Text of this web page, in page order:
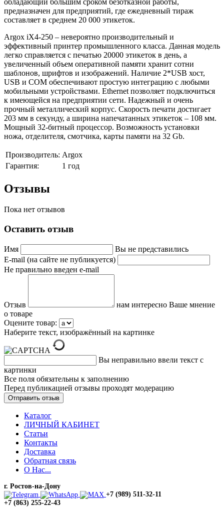
предназначен для предприятий, где ежедневный тираж
составляет в среднем 20 000 этикеток.
Argox iX4-250 – невероятно производительный и
эффективный принтер промышленного класса. Данная модель
легко справляется с печатью 20000 этикеток в день, а
увеличенный объем оперативной памяти хранит сотни
шаблонов, шрифтов и изображений. Наличие 2*USB хост,
USB и COM обеспечивают простую интеграцию с любыми
мобильными устройствами. Ethernet позволяет подключиться
к имеющейся на предприятии сети. Надежный и очень
прочный металлический корпус. Скорость печати достигает
203 мм в секунду, а ширина напечатанных этикеток – 108 мм.
Мощный 32-битный процессор. Возможность установки
ножа, отделителя, смотчика, карты памяти на 32 Gb.
Производитель: Argox
Гарантия:
1 год
Отзывы
Пока нет отзывов
Оставить отзыв
Имя
Вы не представились
E-mail (на сайте не публикуется)
Не правильно введен e-mail
Отзыв
нам интересно Ваше мнение
о товаре
Оцените товар:
Наберите текст, изображённый на картинке
Вы неправильно ввели текст с
картинки
Все поля обязательны к заполнению
Перед публикацией отзывы проходят модерацию
Каталог
ЛИЧНЫЙ КАБИНЕТ
Статьи
Контакты
Доставка
Обратная связь
О Нас...
г. Ростов-на-Дону
+7 (989) 511-32-11
+7 (863) 255-22-43